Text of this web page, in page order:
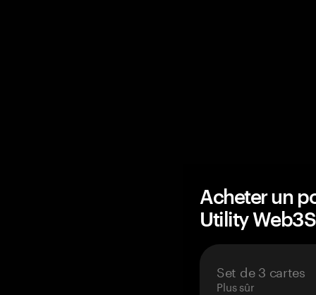
Acheter un
Utility
Set de 3 cartes
Plus sûr